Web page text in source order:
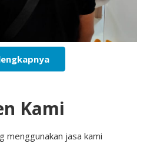
Kami
menggunakan jasa kami